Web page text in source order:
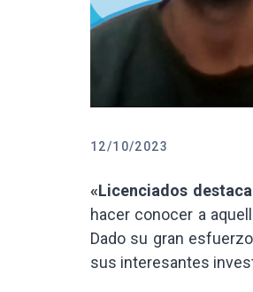
12/10/2023
«Licenciados
hacer conocer a
Dado su gran
sus interesantes